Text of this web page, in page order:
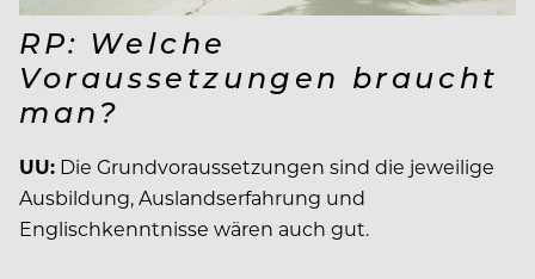
RP: Welche
Voraussetzungen braucht
man?
UU: Die Grundvoraussetzungen sind die jeweilige
Ausbildung, Auslandserfahrung und
Englischkenntnisse wären auch gut.